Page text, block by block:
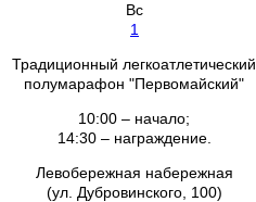
Вс
1
Традиционный легкоатлетический
полумарафон "Первомайский"
10:00 – начало;
14:30 – награждение.
Левобережная набережная
(ул. Дубровинского, 100)